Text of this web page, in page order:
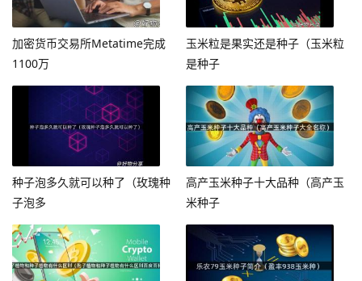
加密货币交易所Metatime完成
1100万
玉米粒是果实还是种子（玉米粒
是种子
种子泡多久就可以种了（玫瑰种
子泡多
高产玉米种子十大品种（高产玉
米种子